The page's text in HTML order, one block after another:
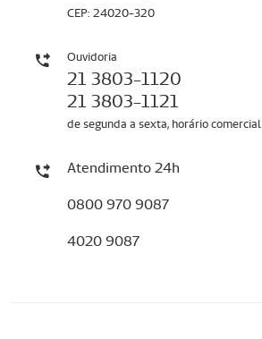
CEP: 24020-320
Ouvidoria
21 3803-1120
21 3803-1121
de segunda a sexta, horário comercial
Atendimento 24h
0800 970 9087
4020 9087